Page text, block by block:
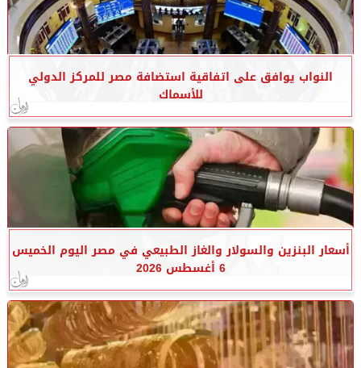
النواب يوافق على اتفاقية استضافة مصر للمركز الدولي
للأسماك
أسعار البنزين والسولار والغاز الطبيعي في مصر اليوم الخميس
6 أغسطس 2026